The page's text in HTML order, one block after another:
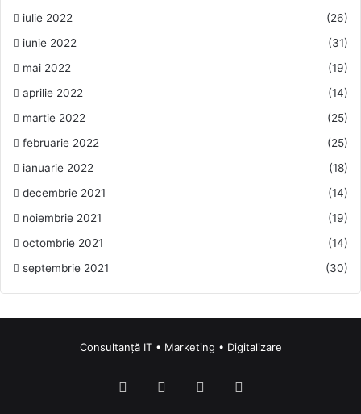
iulie 2022
(26)
iunie 2022
(31)
mai 2022
(19)
aprilie 2022
(14)
martie 2022
(25)
februarie 2022
(25)
ianuarie 2022
(18)
decembrie 2021
(14)
noiembrie 2021
(19)
octombrie 2021
(14)
septembrie 2021
(30)
Consultanță IT • Marketing • Digitalizare
FacebookLinkedInInstagram